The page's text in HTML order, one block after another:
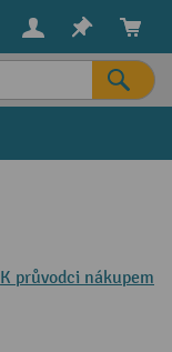
K průvodci nákupem